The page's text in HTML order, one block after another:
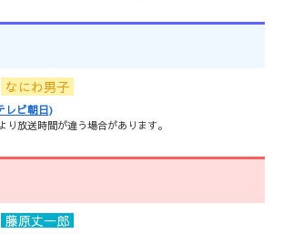
なにわ男子
レビ朝日)
り放送時間が違う場合があります。
藤原丈一郎